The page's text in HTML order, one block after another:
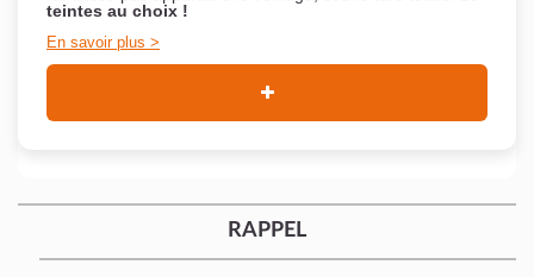
teintes au choix !
En savoir plus
RAPPEL